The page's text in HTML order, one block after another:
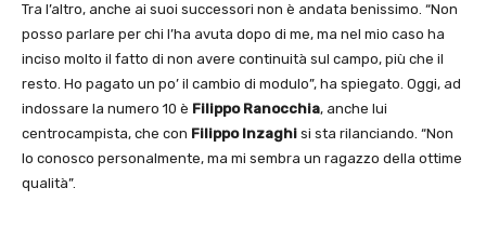
Tra l’altro, anche ai suoi successori non è andata benissimo. “Non
posso parlare per chi l’ha avuta dopo di me, ma nel mio caso ha
inciso molto il fatto di non avere continuità sul campo, più che il
resto. Ho pagato un po’ il cambio di modulo”, ha spiegato. Oggi, ad
indossare la numero 10 è Filippo Ranocchia, anche lui
centrocampista, che con Filippo Inzaghi si sta rilanciando. “Non
lo conosco personalmente, ma mi sembra un ragazzo della ottime
qualità”.